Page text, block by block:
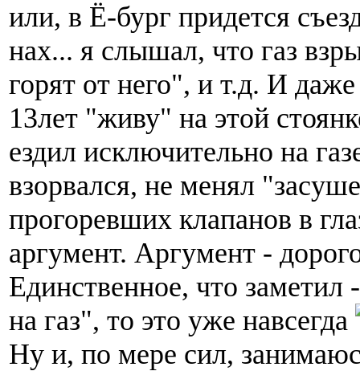
или, в Ё-бург придется
нах... я слышал, что газ
горят от него", и т.д. И
13лет "живу" на этой
ездил исключительно на
взорвался, не менял
прогоревших клапанов в
аргумент. Аргумент -
Единственное, что заметил
на газ", то это уже навсегда
Ну и, по мере сил,